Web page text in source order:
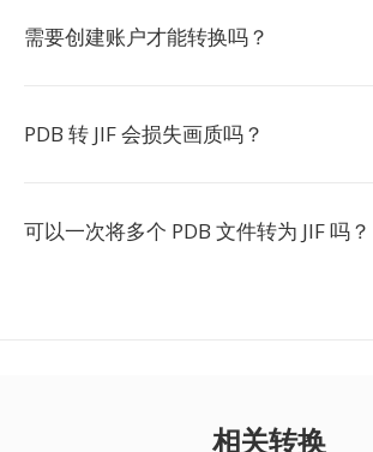
需要创建账户才能转换吗？
PDB 转 JIF 会损失画质吗？
可以一次将多个 PDB 文件转为 JIF 吗？
相关转换